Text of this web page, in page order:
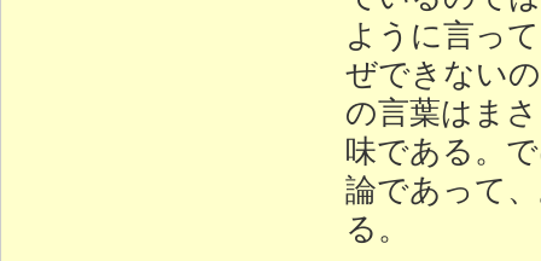
ように言っ
ぜできない
の言葉はま
味である。
論であって
る。